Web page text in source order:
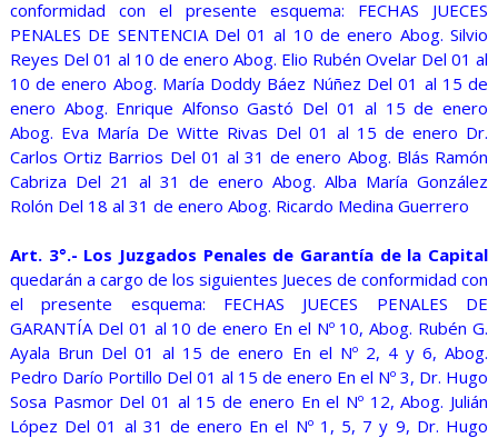
conformidad con el presente esquema: FECHAS JUECES
PENALES DE SENTENCIA Del 01 al 10 de enero Abog. Silvio
Reyes Del 01 al 10 de enero Abog. Elio Rubén Ovelar Del 01 al
10 de enero Abog. María Doddy Báez Núñez Del 01 al 15 de
enero Abog. Enrique Alfonso Gastó Del 01 al 15 de enero
Abog. Eva María De Witte Rivas Del 01 al 15 de enero Dr.
Carlos Ortiz Barrios Del 01 al 31 de enero Abog. Blás Ramón
Cabriza Del 21 al 31 de enero Abog. Alba María González
Rolón Del 18 al 31 de enero Abog. Ricardo Medina Guerrero
Art. 3°.- Los Juzgados Penales de Garantía de la Capital
quedarán a cargo de los siguientes Jueces de conformidad con
el presente esquema: FECHAS JUECES PENALES DE
GARANTÍA Del 01 al 10 de enero En el Nº 10, Abog. Rubén G.
Ayala Brun Del 01 al 15 de enero En el Nº 2, 4 y 6, Abog.
Pedro Darío Portillo Del 01 al 15 de enero En el Nº 3, Dr. Hugo
Sosa Pasmor Del 01 al 15 de enero En el Nº 12, Abog. Julián
López Del 01 al 31 de enero En el Nº 1, 5, 7 y 9, Dr. Hugo